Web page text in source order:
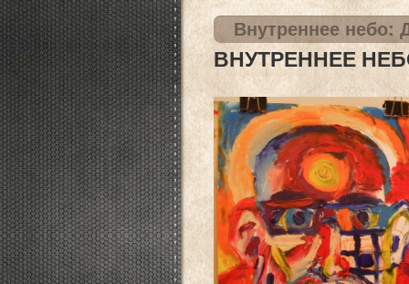
Внутреннее небо:
ВНУТРЕННЕЕ